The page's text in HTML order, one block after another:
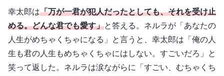
幸太郎は「万が一君が犯人だったとしても、それを受け止
める。どんな君でも愛す」と答える。ネルラが「あなたの
人生がめちゃくちゃになる」と言うと、幸太郎は「俺の人
生も君の人生もめちゃくちゃにはしない。すごいだろ」と
笑って返した。ネルラは涙ながらに「すごい、むちゃくち